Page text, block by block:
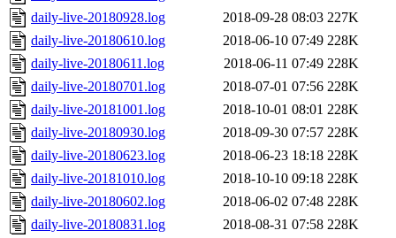
daily-live-20180928.log
2018-09-28 08:03 227K
daily-live-20180610.log
2018-06-10 07:49 228K
daily-live-20180611.log
2018-06-11 07:49 228K
daily-live-20180701.log
2018-07-01 07:56 228K
daily-live-20181001.log
2018-10-01 08:01 228K
daily-live-20180930.log
2018-09-30 07:57 228K
daily-live-20180623.log
2018-06-23 18:18 228K
daily-live-20181010.log
2018-10-10 09:18 228K
daily-live-20180602.log
2018-06-02 07:48 228K
daily-live-20180831.log
2018-08-31 07:58 228K